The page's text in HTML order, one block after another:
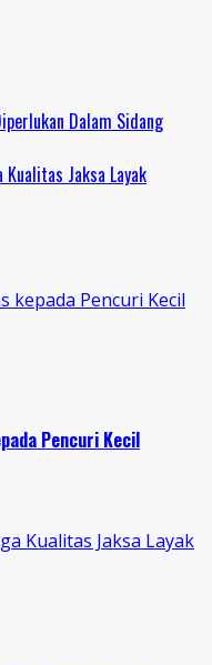
Dalam Sidang
Jaksa Layak
kepada Pencuri Kecil
Pencuri Kecil
Kualitas Jaksa Layak